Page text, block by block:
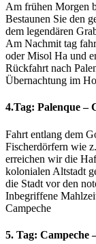
Am frühen Morgen
Bestaunen Sie den
dem legendären
Am Nachmit tag
oder Misol Ha und
Rückfahrt nach
Übernachtung im
4.Tag: Palenque –
Fahrt entlang dem
Fischerdörfern wie
erreichen wir die
kolonialen Altstadt
die Stadt vor den
Inbegriffene
Campeche
5. Tag: Campeche